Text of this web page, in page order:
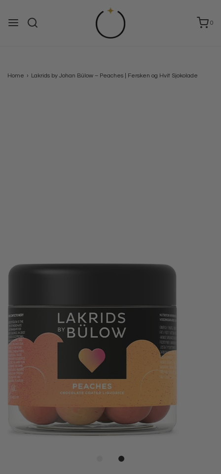
0
Home › Lakrids by Johan Bülow – Peaches | Fersken og Hvit Sjokolade